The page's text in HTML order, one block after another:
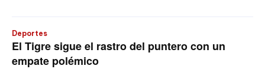
Deportes
El Tigre sigue el rastro del puntero con un
empate polémico